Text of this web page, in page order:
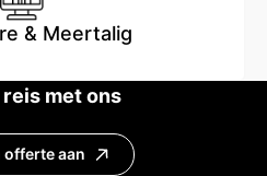
& Meertalig
reis met ons
offerte aan